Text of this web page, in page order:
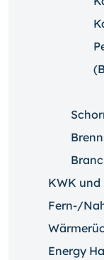
KWK und
Fern-/
Energy